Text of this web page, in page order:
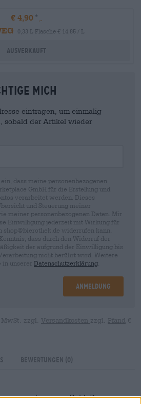
€ 4,90
0,33 L Flasche € 14,85 / L
Ausverkauft
mich
eintragen, um einmalig
sobald der Artikel wieder
dass meine personenbezogenen
GmbH für die Erstellung und
verarbeitet werden. Dieses
und Steuerung meiner
meiner personenbezogenen Daten. Mir
Einwilligung jederzeit mit Wirkung für
shop@bierothek.de widerrufen kann.
dass durch den Widerruf der
der aufgrund der Einwilligung bis
nicht berührt wird. Weitere
in unserer Datenschutzerklärung
Anmeldung
zzgl. Versandkosten zzgl. Pfand €
Bewertungen (0)
gerne als grünes Gold. Die